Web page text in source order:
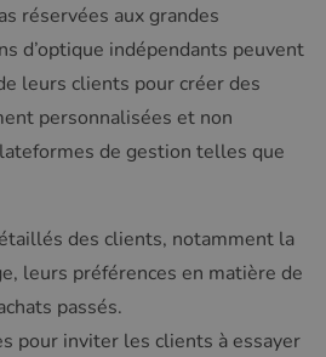
réservées aux grandes
d’optique indépendants peuvent
leurs clients pour créer des
personnalisées et non
de gestion telles que
des clients, notamment la
leurs préférences en matière de
passés.
pour inviter les clients à essayer